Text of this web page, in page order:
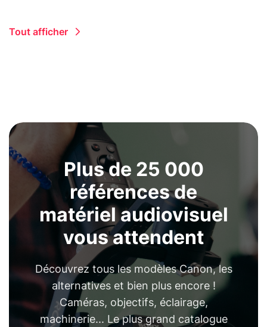
Tout afficher
Plus de 25 000
références de
matériel audiovisuel
vous attendent
Découvrez tous les modèles Canon, les
alternatives et bien plus encore !
Caméras, objectifs, éclairage,
machinerie... Le plus grand catalogue